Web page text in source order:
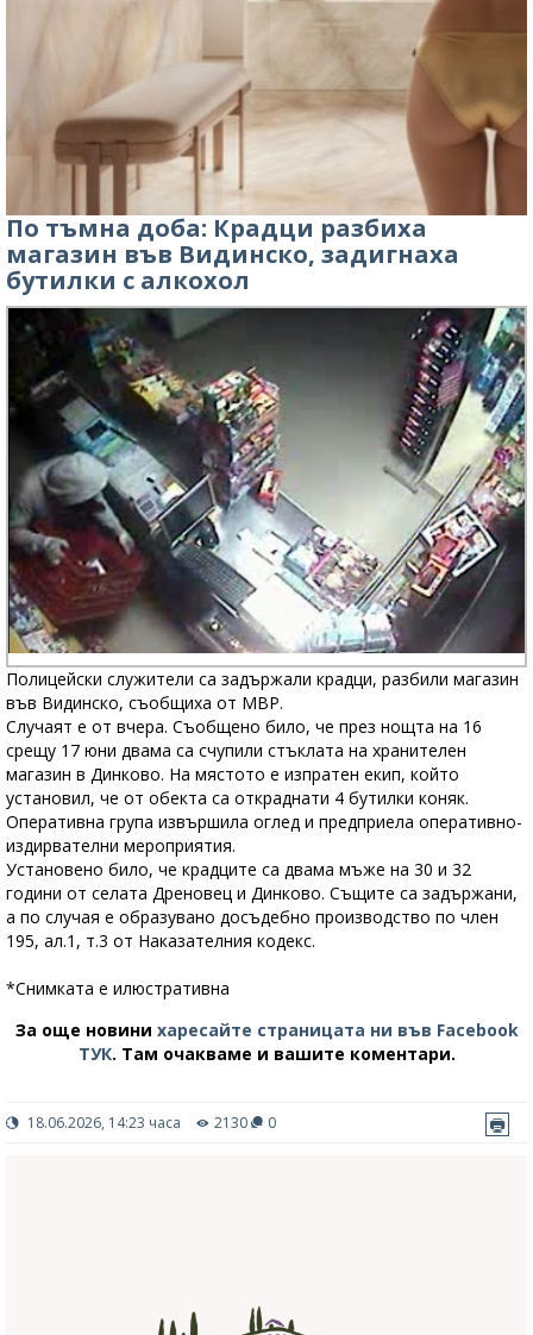
По тъмна доба: Крадци разбиха
магазин във Видинско, задигнаха
бутилки с алкохол
Полицейски служители са задържали крадци, разбили магазин
във Видинско, съобщиха от МВР.
Случаят е от вчера. Съобщено било, че през нощта на 16
срещу 17 юни двама са счупили стъклата на хранителен
магазин в Динково. На мястото е изпратен екип, който
установил, че от обекта са откраднати 4 бутилки коняк.
Оперативна група извършила оглед и предприела оперативно-
издирвателни мероприятия.
Установено било, че крадците са двама мъже на 30 и 32
години от селата Дреновец и Динково. Същите са задържани,
а по случая е образувано досъдебно производство по член
195, ал.1, т.3 от Наказателния кодекс.
*Снимката е илюстративна
За още новини харесайте страницата ни във Facebook
ТУК. Там очакваме и вашите коментари.
18.06.2026, 14:23 часа 2130 0